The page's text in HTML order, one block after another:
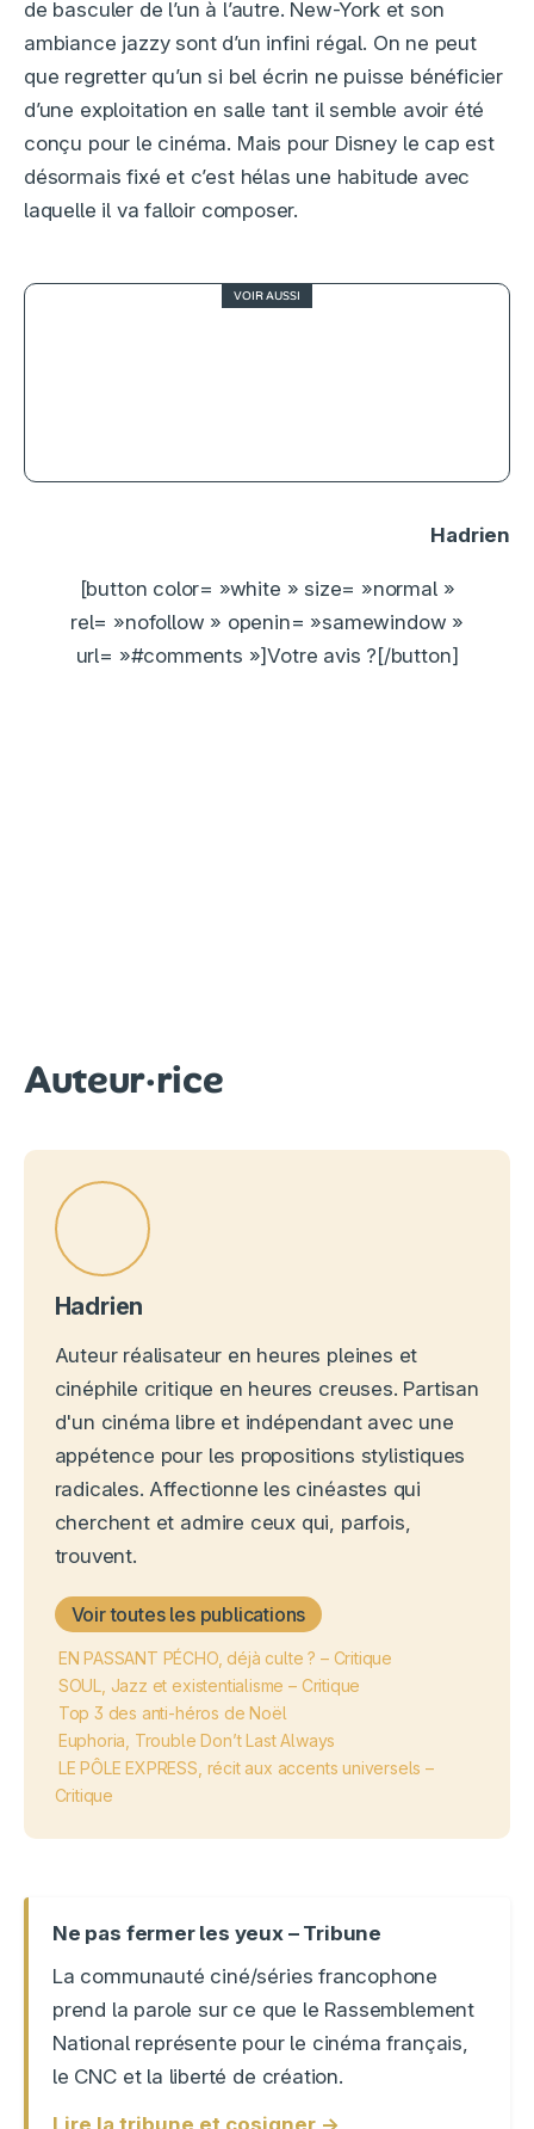
de basculer de l’un à l’autre. New-York et son
ambiance jazzy sont d’un infini régal. On ne peut
que regretter qu’un si bel écrin ne puisse bénéficier
d’une exploitation en salle tant il semble avoir été
conçu pour le cinéma. Mais pour Disney le cap est
désormais fixé et c’est hélas une habitude avec
laquelle il va falloir composer.
VOIR AUSSI
Hadrien
[button color= »white » size= »normal »
rel= »nofollow » openin= »samewindow »
url= »#comments »]Votre avis ?[/button]
Auteur·rice
Hadrien
Auteur réalisateur en heures pleines et
cinéphile critique en heures creuses. Partisan
d'un cinéma libre et indépendant avec une
appétence pour les propositions stylistiques
radicales. Affectionne les cinéastes qui
cherchent et admire ceux qui, parfois,
trouvent.
Voir toutes les publications
EN PASSANT PÉCHO, déjà culte ? – Critique
SOUL, Jazz et existentialisme – Critique
Top 3 des anti-héros de Noël
Euphoria, Trouble Don’t Last Always
LE PÔLE EXPRESS, récit aux accents universels –
Critique
Ne pas fermer les yeux – Tribune
La communauté ciné/séries francophone
prend la parole sur ce que le Rassemblement
National représente pour le cinéma français,
le CNC et la liberté de création.